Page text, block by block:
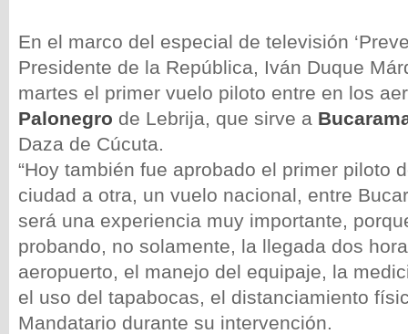
En el marco del especial de televisión
Presidente de la República, Iván Duque
martes el primer vuelo piloto entre en los
Palonegro de Lebrija, que sirve a
Daza de Cúcuta.
“Hoy también fue aprobado el primer piloto
ciudad a otra, un vuelo nacional, entre
será una experiencia muy importante,
probando, no solamente, la llegada dos
aeropuerto, el manejo del equipaje, la
el uso del tapabocas, el distanciamiento
Mandatario durante su intervención.